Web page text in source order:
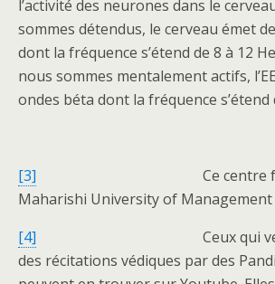
l’activité des neurones dans le
sommes détendus, le cerveau émet
dont la fréquence s’étend de 8 à 12
nous sommes mentalement actifs,
ondes béta dont la fréquence s’étend
[3] Ce centre fait
Maharishi University of Management
[4] Ceux qui veulent
des récitations védiques par des